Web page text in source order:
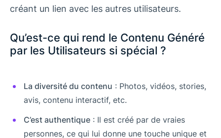
créant un lien avec les autres utilisateurs.
Qu’est-ce qui rend le Contenu Généré
par les Utilisateurs si spécial ?
La diversité du contenu : Photos, vidéos, stories,
avis, contenu interactif, etc.
C’est authentique : Il est créé par de vraies
personnes, ce qui lui donne une touche unique et